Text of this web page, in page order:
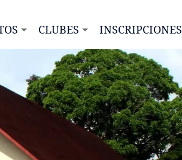
CLUBES INSCRIPCIONES